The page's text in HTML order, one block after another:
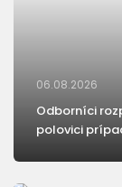
06.08.2026
Odborníci
polovici